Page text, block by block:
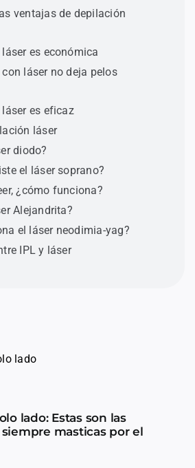
ventajas de depilación
es económica
láser no deja pelos
es eficaz
láser
diodo?
el láser soprano?
¿cómo funciona?
Alejandrita?
el láser neodimia-yag?
IPL y láser
lado: Estas son las
masticas por el